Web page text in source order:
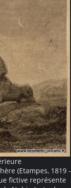
(Etampes, 1819 -
fictive représente